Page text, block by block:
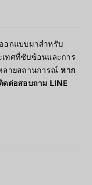
อกแบบมาสำหรับ
ทศที่ซับซ้อนและการ
ลายสถานการณ์ หาก
ต่อสอบถาม LINE